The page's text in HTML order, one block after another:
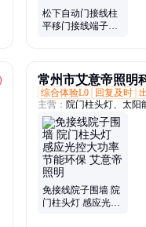
松下自动门接线柱
平移门接线端子
常州市艾意帝照明
综合体验L0
回复及时
主营： 院门柱头灯、太阳
免接线院子围墙 院
门柱头灯 感应光控